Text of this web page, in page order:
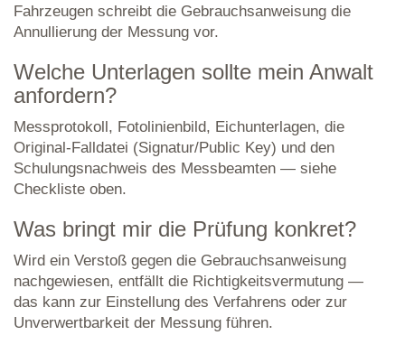
Fahrzeugen schreibt die Gebrauchsanweisung die
Annullierung der Messung vor.
Welche Unterlagen sollte mein Anwalt
anfordern?
Messprotokoll, Fotolinienbild, Eichunterlagen, die
Original-Falldatei (Signatur/Public Key) und den
Schulungsnachweis des Messbeamten — siehe
Checkliste oben.
Was bringt mir die Prüfung konkret?
Wird ein Verstoß gegen die Gebrauchsanweisung
nachgewiesen, entfällt die Richtigkeitsvermutung —
das kann zur Einstellung des Verfahrens oder zur
Unverwertbarkeit der Messung führen.